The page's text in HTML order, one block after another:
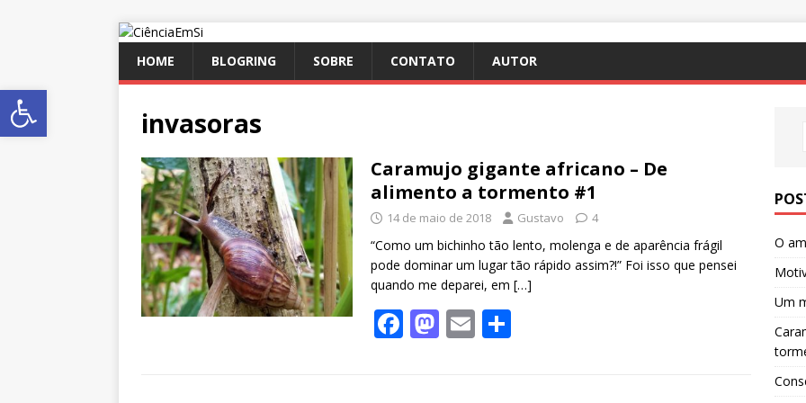
Abrir a barra de ferramentas
HOME BLOGRING SOBRE CONTATO AUTOR
invasoras
Caramujo gigante africano – De
alimento a tormento #1
14 de maio de 2018 Gustavo 4
“Como um bichinho tão lento, molenga e de aparência frágil
pode dominar um lugar tão rápido assim?!” Foi isso que pensei
quando me deparei, em […]
F M E
O
Um